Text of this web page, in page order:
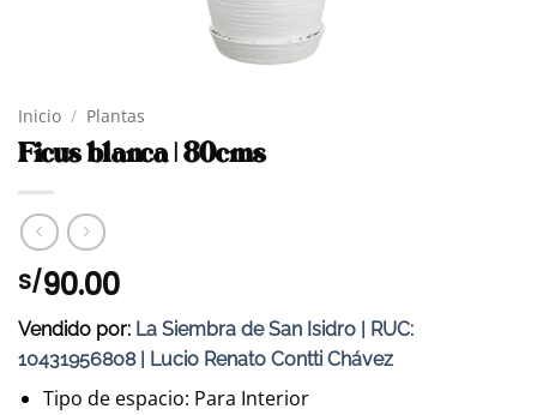
Inicio / Plantas
Ficus blanca | 80cms
S/90.00
Vendido por: La Siembra de San Isidro | RUC:
10431956808 | Lucio Renato Contti Chávez
Tipo de espacio: Para Interior